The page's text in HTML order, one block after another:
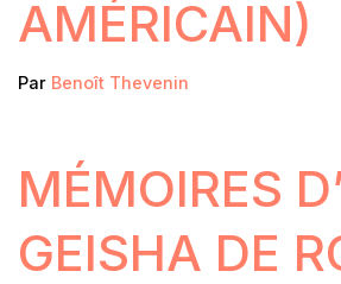
AMÉRICAIN)
Par Benoît Thevenin
MÉMOIRES
GEISHA DE